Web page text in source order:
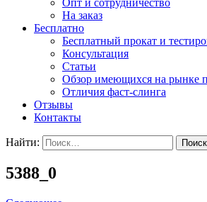
На заказ
Бесплатно
Бесплатный прокат и
Консультация
Статьи
Обзор имеющихся на рынке
Отличия фаст-слинга
Отзывы
Контакты
Найти:
5388_0